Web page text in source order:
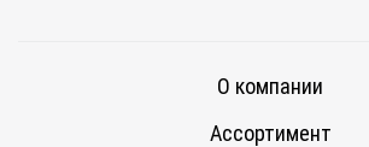
О компании
Ассортимент